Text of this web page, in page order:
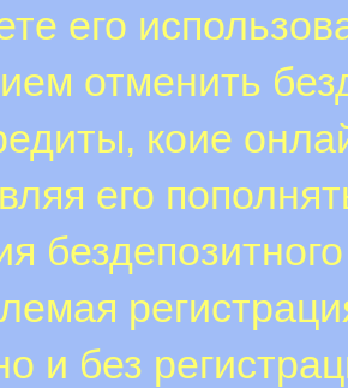
его
отменить
коие
его
и без